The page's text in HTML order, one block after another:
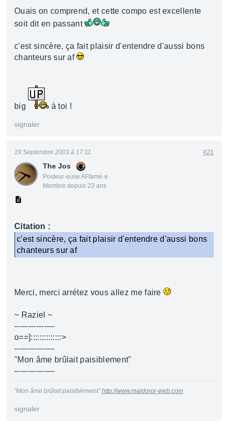
Ouais on comprend, et cette compo est excellente
soit dit en passant
c'est sincère, ça fait plaisir d'entendre d'aussi bons
chanteurs sur af
big à toi !
signaler
The Jos
Posteur·euse AFfamé·e
Membre depuis 23 ans
19 Septembre 2003 à 17:11 #21
Citation :
c'est sincère, ça fait plaisir d'entendre d'aussi bons
chanteurs sur af
Merci, merci arrétez vous allez me faire
~ Raziel ~
---------------
o==]::::::::::::::>
---------------
"Mon âme brûlait paisiblement"
---------------
"Mon âme brûlait paisiblement"http://www.maldoror-web.com
signaler